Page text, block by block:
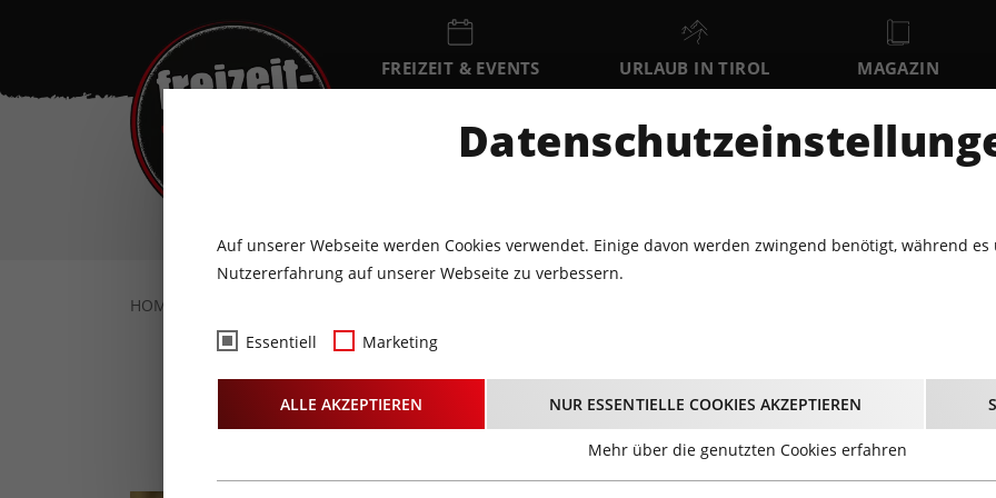
FREIZEIT & EVENTS URLAUB IN TIROL MAGAZIN
EVENTKALENDER
SA SO MO 11
HOME
Einen Atemzug über mich
12.10.2022 - Beginn 19:30 Uhr
Auf unserer Webseite werden Cookies verwendet. Einige davon werden zwingend benötigt, während
Nutzererfahrung auf unserer Webseite zu verbessern.
Essentiell Marketing
ALLE AKZEPTIEREN NUR ESSENTIELLE COOKIES AKZEPTIEREN
Mehr über die genutzten Cookies erfahren